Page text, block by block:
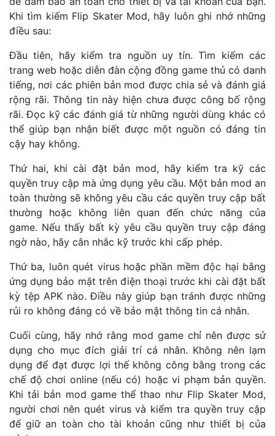
Khi tìm kiếm Flip Skater Mod, hãy luôn ghi nhớ những
điều sau:
Đầu tiên, hãy kiểm tra nguồn uy tín. Tìm kiếm các
trang web hoặc diễn đàn cộng đồng game thủ có danh
tiếng, nơi các phiên bản mod được chia sẻ và đánh giá
rộng rãi. Thông tin này hiện chưa được công bố rộng
rãi. Đọc kỹ các đánh giá từ những người dùng khác có
thể giúp bạn nhận biết được một nguồn có đáng tin
cậy hay không.
Thứ hai, khi cài đặt bản mod, hãy kiểm tra kỹ các
quyền truy cập mà ứng dụng yêu cầu. Một bản mod an
toàn thường sẽ không yêu cầu các quyền truy cập bất
thường hoặc không liên quan đến chức năng của
game. Nếu thấy bất kỳ yêu cầu quyền truy cập đáng
ngờ nào, hãy cân nhắc kỹ trước khi cấp phép.
Thứ ba, luôn quét virus hoặc phần mềm độc hại bằng
ứng dụng bảo mật trên điện thoại trước khi cài đặt bất
kỳ tệp APK nào. Điều này giúp bạn tránh được những
rủi ro không đáng có về bảo mật thông tin cá nhân.
Cuối cùng, hãy nhớ rằng mod game chỉ nên được sử
dụng cho mục đích giải trí cá nhân. Không nên lạm
dụng để đạt được lợi thế không công bằng trong các
chế độ chơi online (nếu có) hoặc vi phạm bản quyền.
Khi tải bản mod game thể thao như Flip Skater Mod,
người chơi nên quét virus và kiểm tra quyền truy cập
để giữ an toàn cho tài khoản cũng như thiết bị của